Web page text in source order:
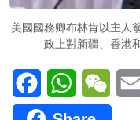
美國國務卿布林肯以主人
政上對新疆、香港
FacebookWhatsApp